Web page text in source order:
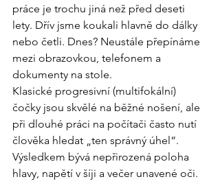
práce je trochu jiná než před deseti
lety. Dřív jsme koukali hlavně do dálky
nebo četli. Dnes? Neustále přepínáme
mezi obrazovkou, telefonem a
dokumenty na stole.
Klasické progresivní (multifokální)
čočky jsou skvělé na běžné nošení, ale
při dlouhé práci na počítači často nutí
člověka hledat „ten správný úhel“.
Výsledkem bývá nepřirozená poloha
hlavy, napětí v šíji a večer unavené oči.